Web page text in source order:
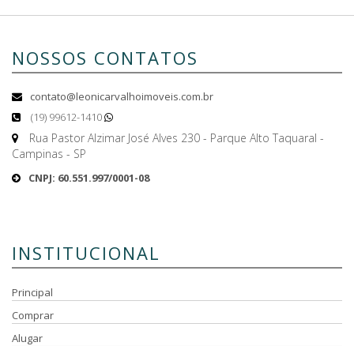
NOSSOS CONTATOS
contato@leonicarvalhoimoveis.com.br
(19) 99612-1410
Rua Pastor Alzimar José Alves 230 - Parque Alto Taquaral -
Campinas - SP
CNPJ: 60.551.997/0001-08
INSTITUCIONAL
Principal
Comprar
Alugar